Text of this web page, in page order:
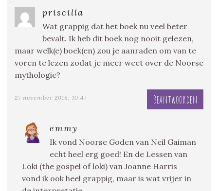
priscilla
Wat grappig dat het boek nu veel beter
bevalt. Ik heb dit boek nog nooit gelezen,
maar welk(e) boek(en) zou je aanraden om van te
voren te lezen zodat je meer weet over de Noorse
mythologie?
27 november 2018, 10:47 Beantwoorden
emmy
Ik vond Noorse Goden van Neil Gaiman
echt heel erg goed! En de Lessen van
Loki (the gospel of loki) van Joanne Harris
vond ik ook heel grappig, maar is wat vrijer in